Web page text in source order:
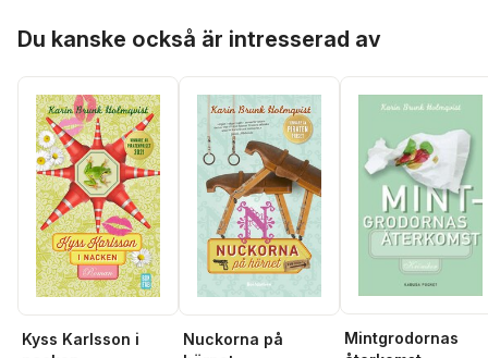
Du kanske också är intresserad av
Kyss Karlsson i
Nuckorna på
Mintgrodornas